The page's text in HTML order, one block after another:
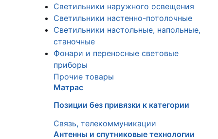
Светильники наружного освещения
Светильники настенно-потолочные
Светильники настольные, напольные,
станочные
Фонари и переносные световые
приборы
Прочие товары
Матрас
Позиции без привязки к категории
Связь, телекоммуникации
Антенны и спутниковые технологии